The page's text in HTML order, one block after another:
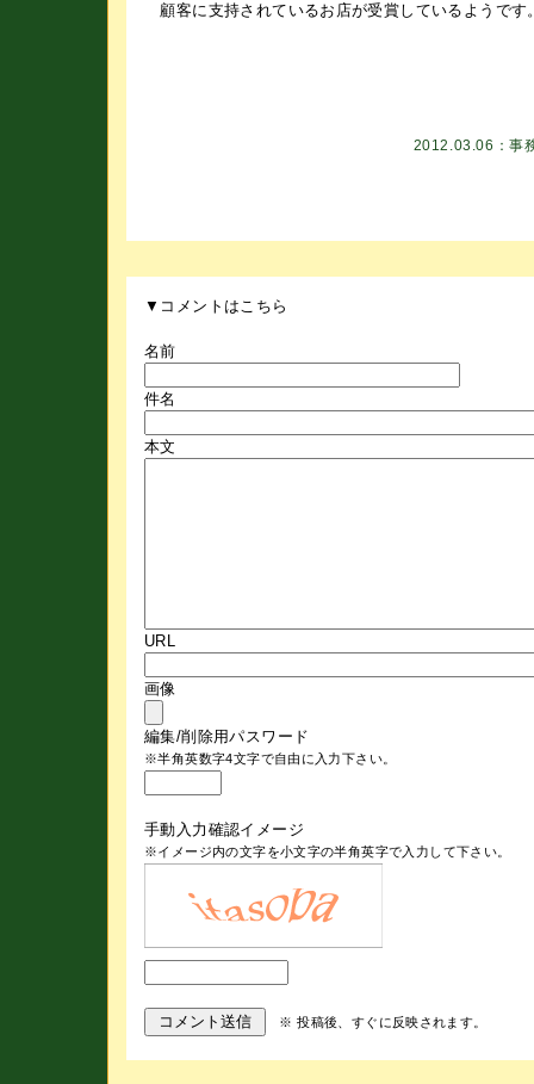
顧客に支持されているお店が受賞しているようです
2012.03.06：事
▼コメントはこちら
名前
件名
本文
URL
画像
編集/削除用パスワード
※半角英数字4文字で自由に入力下さい。
手動入力確認イメージ
※イメージ内の文字を小文字の半角英字で入力して下さい。
※ 投稿後、すぐに反映されます。